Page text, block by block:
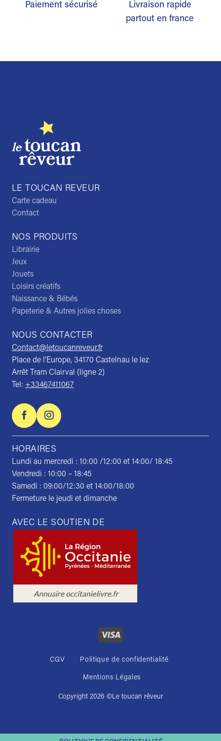
Paiement sécurisé
Livraison rapide
partout en france
NOS PRODUITS
Librairie
Jeux
Jouets
Loisirs créatifs
Naissance & Bébés
Papeterie & Autres jolies choses
NOUS CONTACTER
Contact@letoucanreveur.fr
Place de l’Europe, 34170 Castelnau le lez
Arrêt Tram Clairval (ligne 2)
Tel: +33467411067
HORAIRES
Lundi au mercredi : 10:00 /12:00 et 14:00/ 18:45
Vendredi : 10:00 – 18:45
Samedi : 09:00/12:30 et 14:00/18:00
Fermeture le jeudi et dimanche
LE TOUCAN REVEUR
Carte cadeau
Contact
AVEC LE SOUTIEN DE
CGV Politique de confidentialité
Mentions Légales
Copyright 2026 ©Le toucan rêveur